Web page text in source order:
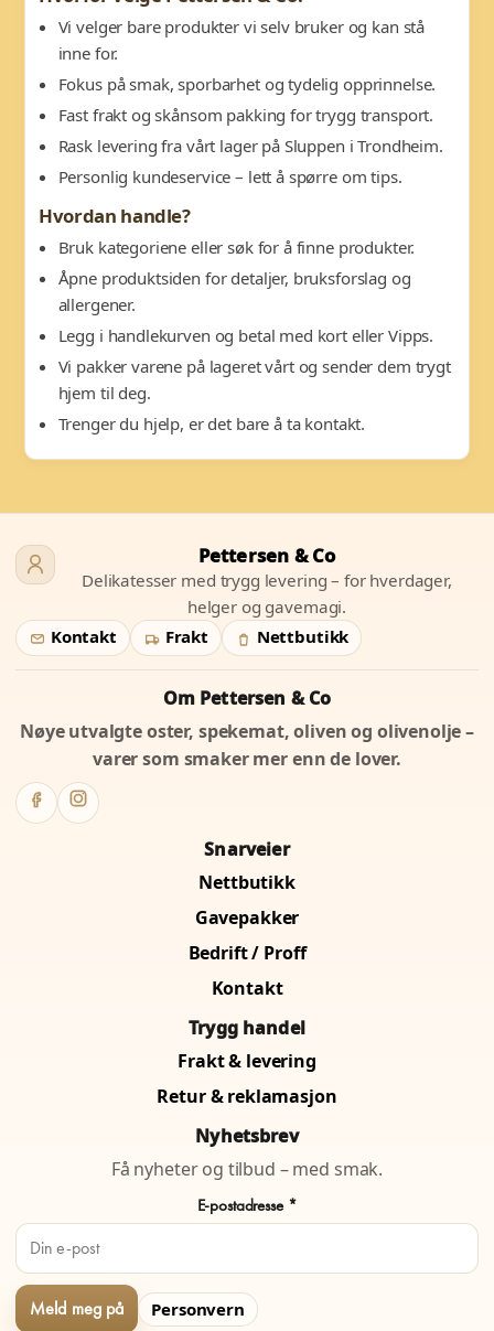
Vi velger bare produkter vi selv bruker og kan stå
inne for.
Fokus på smak, sporbarhet og tydelig opprinnelse.
Fast frakt og skånsom pakking for trygg transport.
Rask levering fra vårt lager på Sluppen i Trondheim.
Personlig kundeservice – lett å spørre om tips.
Hvordan handle?
Bruk kategoriene eller søk for å finne produkter.
Åpne produktsiden for detaljer, bruksforslag og
allergener.
Legg i handlekurven og betal med kort eller Vipps.
Vi pakker varene på lageret vårt og sender dem trygt
hjem til deg.
Trenger du hjelp, er det bare å ta kontakt.
Pettersen & Co
Delikatesser med trygg levering – for hverdager,
helger og gavemagi.
Kontakt
Frakt Nettbutikk
Om Pettersen & Co
Nøye utvalgte oster, spekemat, oliven og olivenolje –
varer som smaker mer enn de lover.
Snarveier
Nettbutikk
Gavepakker
Bedrift / Proff
Kontakt
Trygg handel
Frakt & levering
Retur & reklamasjon
Nyhetsbrev
Få nyheter og tilbud – med smak.
E-postadresse *
Personvern